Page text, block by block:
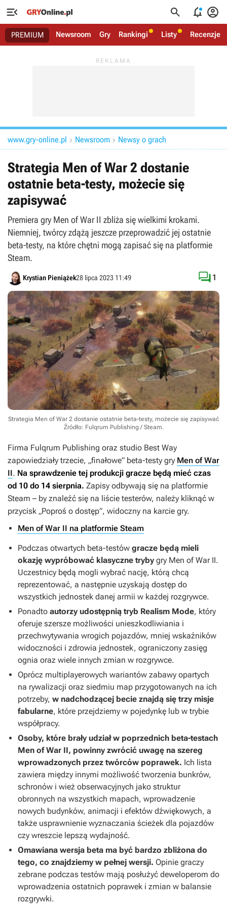
   
PREMIUM Newsroom Gry Rankingi Listy Recenzje
www.gry-online.pl  Newsroom  Newsy o grach
Strategia Men of War 2 dostanie
ostatnie beta-testy, możecie się
zapisywać
Premiera gry Men of War II zbliża się wielkimi krokami.
Niemniej, twórcy zdążą jeszcze przeprowadzić jej ostatnie
beta-testy, na które chętni mogą zapisać się na platformie
Steam.
Krystian Pieniążek28 lipca 2023 11:49  1
Strategia Men of War 2 dostanie ostatnie beta-testy, możecie się zapisywać
Źródło: Fulqrum Publishing / Steam.
Firma Fulqrum Publishing oraz studio Best Way
zapowiedziały trzecie, „finałowe” beta-testy gry Men of War
II. Na sprawdzenie tej produkcji gracze będą mieć czas
od 10 do 14 sierpnia. Zapisy odbywają się na platformie
Steam – by znaleźć się na liście testerów, należy kliknąć w
przycisk „Poproś o dostęp”, widoczny na karcie gry.
Men of War II na platformie Steam
Podczas otwartych beta-testów gracze będą mieli
okazję wypróbować klasyczne tryby gry Men of War II.
Uczestnicy będą mogli wybrać nację, którą chcą
reprezentować, a następnie uzyskają dostęp do
wszystkich jednostek danej armii w każdej rozgrywce.
Ponadto autorzy udostępnią tryb Realism Mode, który
oferuje szersze możliwości unieszkodliwiania i
przechwytywania wrogich pojazdów, mniej wskaźników
widoczności i zdrowia jednostek, ograniczony zasięg
ognia oraz wiele innych zmian w rozgrywce.
Oprócz multiplayerowych wariantów zabawy opartych
na rywalizacji oraz siedmiu map przygotowanych na ich
potrzeby, w nadchodzącej becie znajdą się trzy misje
fabularne, które przejdziemy w pojedynkę lub w trybie
współpracy.
Osoby, które brały udział w poprzednich beta-testach
Men of War II, powinny zwrócić uwagę na szereg
wprowadzonych przez twórców poprawek. Ich lista
zawiera między innymi możliwość tworzenia bunkrów,
schronów i wież obserwacyjnych jako struktur
obronnych na wszystkich mapach, wprowadzenie
nowych budynków, animacji i efektów dźwiękowych, a
także usprawnienie wyznaczania ścieżek dla pojazdów
czy wreszcie lepszą wydajność.
Omawiana wersja beta ma być bardzo zbliżona do
tego, co znajdziemy w pełnej wersji. Opinie graczy
zebrane podczas testów mają posłużyć deweloperom do
wprowadzenia ostatnich poprawek i zmian w balansie
rozgrywki.